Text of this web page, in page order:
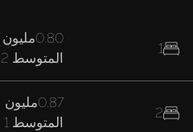
1
2
0.80مليون
المتوسط
0.87مليون
المتوسط